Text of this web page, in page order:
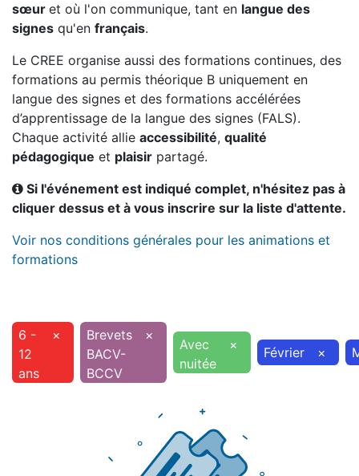
sœur et où l'on communique, tant en langue des
signes qu'en français.
Le CREE organise aussi des formations continues, des
formations au permis théorique B uniquement en
langue des signes et des formations accélérées
d’apprentissage de la langue des signes (FALS).
Chaque activité allie accessibilité, qualité
pédagogique et plaisir partagé.
Si l'événement est indiqué complet, n'hésitez pas à
cliquer dessus et à vous inscrire sur la liste d'attente.
Voir nos conditions générales pour les animations et
formations
6 -
12
ans
×
Brevets
BACV-
BCCV
×
Avec
nuitée
× Février ×